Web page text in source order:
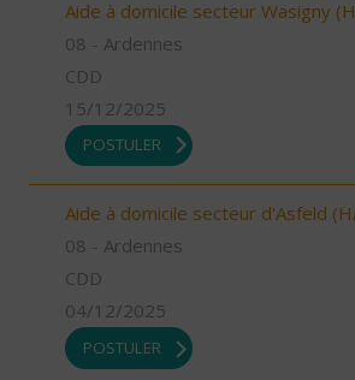
Aide à domicile secteur Wasigny
08 - Ardennes
CDD
15/12/2025
POSTULER
Aide à domicile secteur d'Asfeld
08 - Ardennes
CDD
04/12/2025
POSTULER